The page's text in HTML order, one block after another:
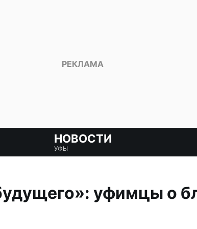
НОВОСТИ
УФЫ
уфимцы о